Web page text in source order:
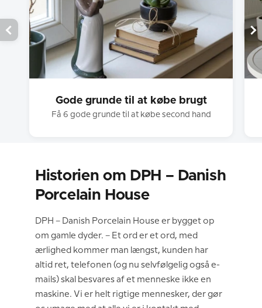
Gode grunde til at købe brugt
Få 6 gode grunde til at købe second hand
Historien om DPH – Danish
Porcelain House
DPH – Danish Porcelain House er bygget op
om gamle dyder. – Et ord er et ord, med
ærlighed kommer man længst, kunden har
altid ret, telefonen (og nu selvfølgelig også e-
mails) skal besvares af et menneske ikke en
maskine. Vi er helt rigtige mennesker, der gør